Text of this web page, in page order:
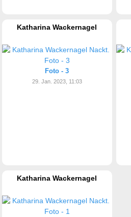
Katharina Wackernagel
Foto - 3
29. Jan. 2023, 11:03
Katharina Wackernagel